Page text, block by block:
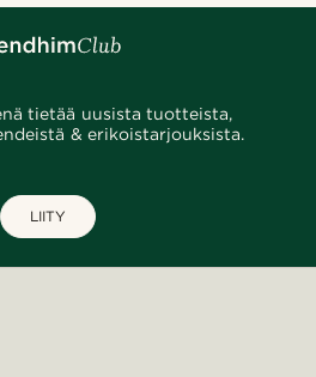
tietää uusista tuotteista,
& erikoistarjouksista.
LIITY